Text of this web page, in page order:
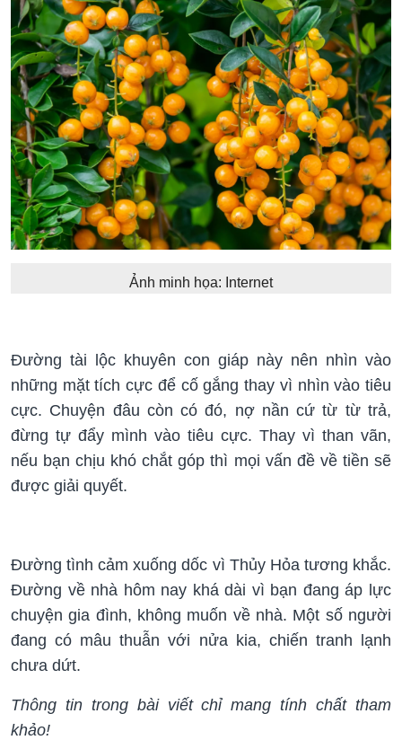
Ảnh minh họa: Internet
Đường tài lộc khuyên con giáp này nên nhìn vào
những mặt tích cực để cố gắng thay vì nhìn vào tiêu
cực. Chuyện đâu còn có đó, nợ nần cứ từ từ trả,
đừng tự đẩy mình vào tiêu cực. Thay vì than vãn,
nếu bạn chịu khó chắt góp thì mọi vấn đề về tiền sẽ
được giải quyết.
Đường tình cảm xuống dốc vì Thủy Hỏa tương khắc.
Đường về nhà hôm nay khá dài vì bạn đang áp lực
chuyện gia đình, không muốn về nhà. Một số người
đang có mâu thuẫn với nửa kia, chiến tranh lạnh
chưa dứt.
Thông tin trong bài viết chỉ mang tính chất tham
khảo!